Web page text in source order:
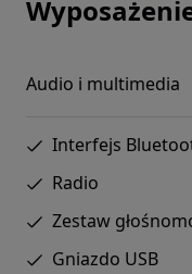
Audio i multimedia
Interfejs
Radio
Zestaw
Gniazdo USB